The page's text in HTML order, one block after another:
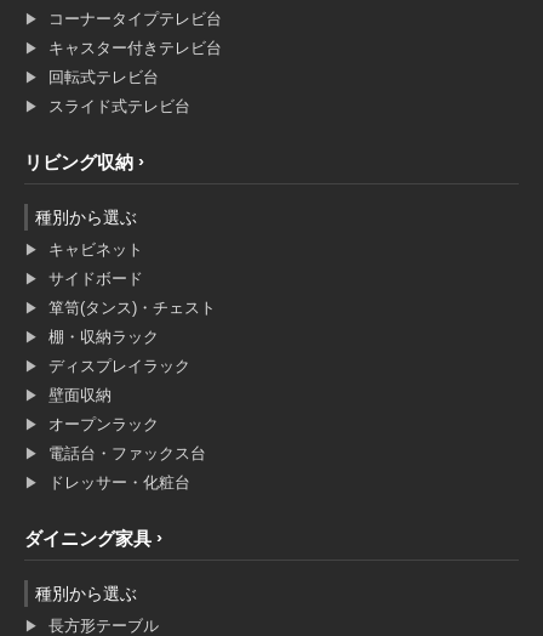
コーナータイプテレビ台
キャスター付きテレビ台
回転式テレビ台
スライド式テレビ台
リビング収納
種別から選ぶ
キャビネット
サイドボード
箪笥(タンス)・チェスト
棚・収納ラック
ディスプレイラック
壁面収納
オープンラック
電話台・ファックス台
ドレッサー・化粧台
ダイニング家具
種別から選ぶ
長方形テーブル